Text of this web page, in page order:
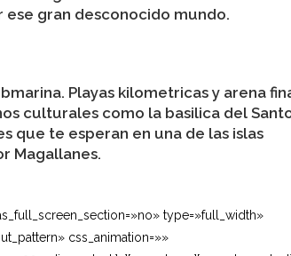
gran desconocido mundo.
Playas kilometricas y arena
culturales como la basilica del
que te esperan en una de las islas
Magallanes.
type=»full_width»
css_animation=»»